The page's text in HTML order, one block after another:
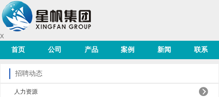
X
首页 公司 产品 案例 新闻 联系
招聘动态
人力资源